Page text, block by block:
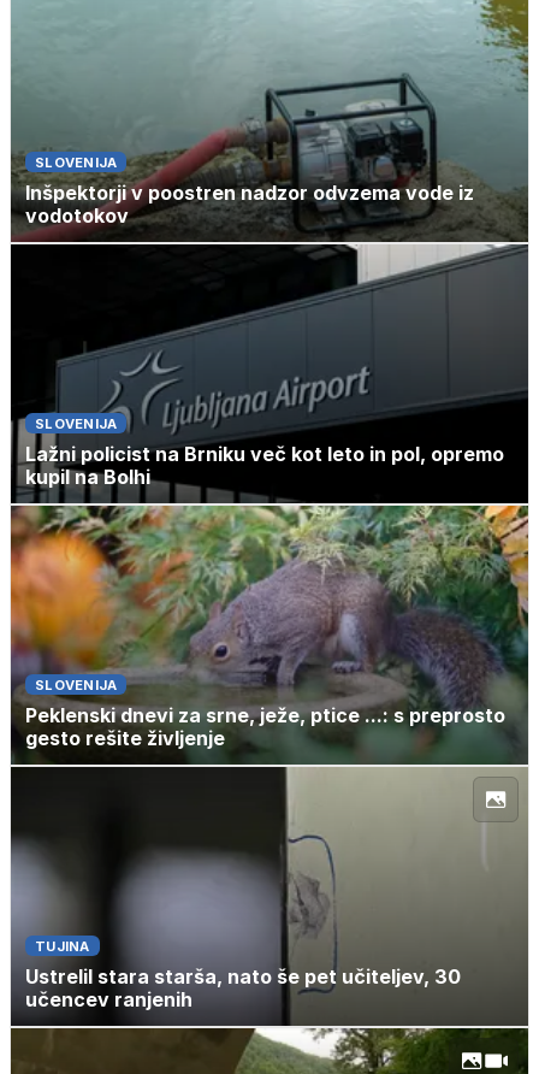
SLOVENIJA
Inšpektorji v poostren nadzor odvzema vode iz
vodotokov
SLOVENIJA
Lažni policist na Brniku več kot leto in pol, opremo
kupil na Bolhi
SLOVENIJA
Peklenski dnevi za srne, ježe, ptice ...: s preprosto
gesto rešite življenje
TUJINA
Ustrelil stara starša, nato še pet učiteljev, 30
učencev ranjenih